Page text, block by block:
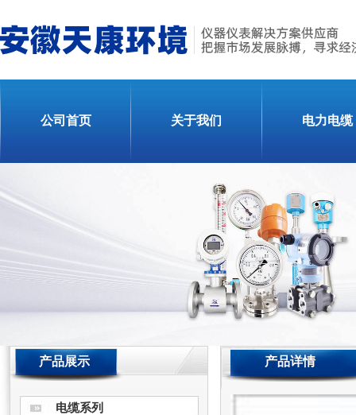
公司首页 关于我们 电力电缆
产品展示
电缆系列
产品详情